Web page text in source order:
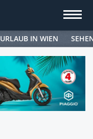
URLAUB IN WIEN